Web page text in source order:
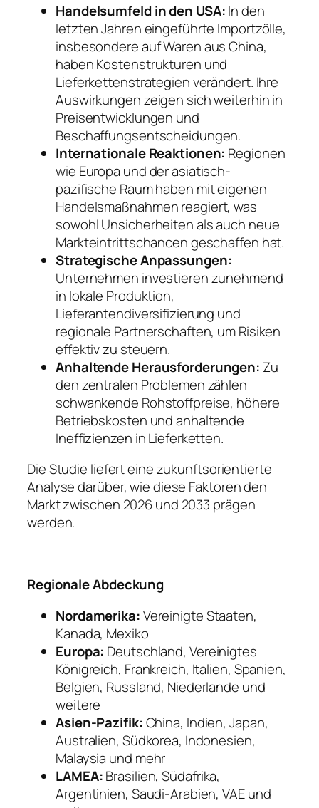
Handelsumfeld in den USA:In den
letzten Jahren eingeführte Importzölle,
insbesondere auf Waren aus China,
haben Kostenstrukturen und
Lieferkettenstrategien verändert. Ihre
Auswirkungen zeigen sich weiterhin in
Preisentwicklungen und
Beschaffungsentscheidungen.
Internationale Reaktionen: Regionen
wie Europa und der asiatisch-
pazifische Raum haben mit eigenen
Handelsmaßnahmen reagiert, was
sowohl Unsicherheiten als auch neue
Markteintrittschancen geschaffen hat.
Strategische Anpassungen:
Unternehmen investieren zunehmend
in lokale Produktion,
Lieferantendiversifizierung und
regionale Partnerschaften, um Risiken
effektiv zu steuern.
Anhaltende Herausforderungen: Zu
den zentralen Problemen zählen
schwankende Rohstoffpreise, höhere
Betriebskosten und anhaltende
Ineffizienzen in Lieferketten.
Die Studie liefert eine zukunftsorientierte
Analyse darüber, wie diese Faktoren den
Markt zwischen 2026 und 2033 prägen
werden.
Regionale Abdeckung
Nordamerika:Vereinigte Staaten,
Kanada, Mexiko
Europa: Deutschland, Vereinigtes
Königreich, Frankreich, Italien, Spanien,
Belgien, Russland, Niederlande und
weitere
Asien-Pazifik:China, Indien, Japan,
Australien, Südkorea, Indonesien,
Malaysia und mehr
LAMEA:Brasilien, Südafrika,
Argentinien, Saudi-Arabien, VAE und